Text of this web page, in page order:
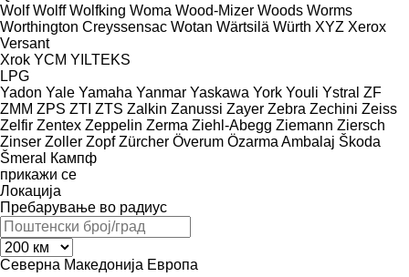
Wolf Wolff Wolfking Woma Wood-Mizer Woods Worms
Worthington Creyssensac Wotan Wärtsilä Würth XYZ Xerox
Versant
Xrok YCM YILTEKS
LPG
Yadon Yale Yamaha Yanmar Yaskawa York Youli Ystral ZF
ZMM ZPS ZTI ZTS Zalkin Zanussi Zayer Zebra Zechini Zeiss
Zelfir Zentex Zeppelin Zerma Ziehl-Abegg Ziemann Ziersch
Zinser Zoller Zopf Zürcher Överum Özarma Ambalaj Škoda
Šmeral
Кампф
прикажи се
Локација
Пребарување во радиус
Северна Македонија Европа